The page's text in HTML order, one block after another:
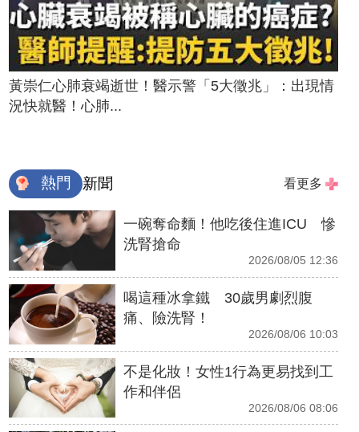
黃崇仁心肺衰竭逝世！醫示警「5大徵兆」：出現情
況快就醫！心肺...
熱門 新聞 看更多
一碗奪命麵！他吃後住進ICU 慘
洗腎搶命
2026/08/05 12:36
喝這種冰拿鐵 30歲男劇烈腹
痛、險洗腎！
2026/08/06 10:03
不是化妝！女性1行為更易找到工
作和伴侶
2026/08/06 08:06